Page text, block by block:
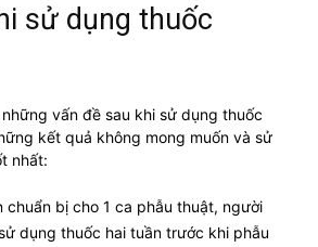
sử dụng thuốc
vấn đề sau khi sử dụng thuốc
kết quả không mong muốn và sử
nhất:
chuẩn bị cho 1 ca phẫu thuật, người
dụng thuốc hai tuần trước khi phẫu